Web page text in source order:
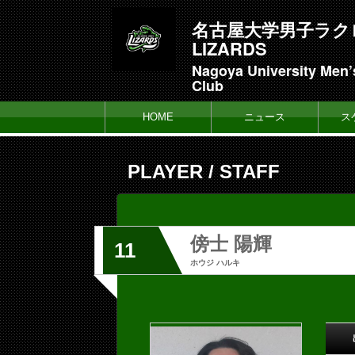
名古屋大学男子ラ
LIZARDS
Nagoya University
Club
HOME ニュース ス
PLAYER / STAFF
11 傍士 陽輝
ホウジ ハルキ